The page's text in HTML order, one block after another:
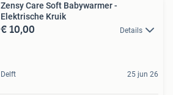
Zensy Care Soft Babywarmer -
Elektrische Kruik
€ 10,00 Details
Delft 25 jun 26